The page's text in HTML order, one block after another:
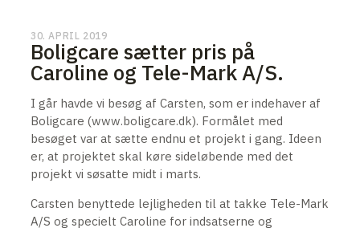
30. APRIL 2019
Boligcare sætter pris på
Caroline og Tele-Mark A/S.
I går havde vi besøg af Carsten, som er indehaver af
Boligcare (www.boligcare.dk). Formålet med
besøget var at sætte endnu et projekt i gang. Ideen
er, at projektet skal køre sideløbende med det
projekt vi søsatte midt i marts.
Carsten benyttede lejligheden til at takke Tele-Mark
A/S og specielt Caroline for indsatserne og